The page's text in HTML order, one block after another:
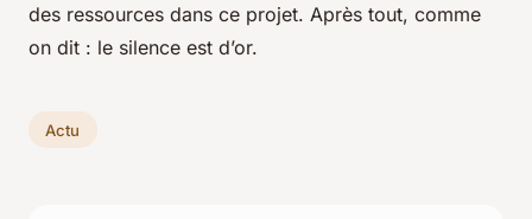
des ressources dans ce projet. Après tout, comme
on dit : le silence est d’or.
Actu